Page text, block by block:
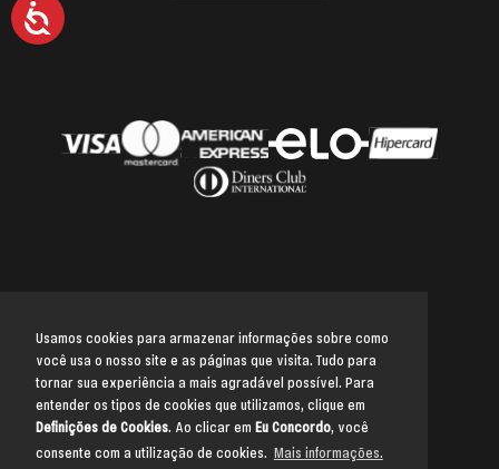
Usamos cookies para armazenar informações sobre como
você usa o nosso site e as páginas que visita. Tudo para
tornar sua experiência a mais agradável possível. Para
entender os tipos de cookies que utilizamos, clique em
Definições de Cookies. Ao clicar em Eu Concordo, você
consente com a utilização de cookies. Mais informações.
Acessibilidade
Voltar para o topo